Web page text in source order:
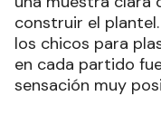
construir el
los chicos para
en cada partido
sensación muy